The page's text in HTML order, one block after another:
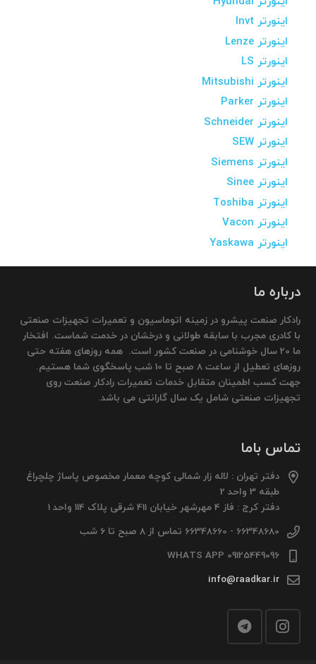
اینورتر Invt
اینورتر Lenze
اینورتر LS
اینورتر Mitsubishi
اینورتر Parker
اینورتر Schneider
اینورتر SEW
اینورتر Siemens
اینورتر Sinee
اینورتر Toshiba
اینورتر Vacon
اینورتر Yaskawa
درباره ما
رادکار صنعت پیشرو در زمینه اتوماسیون و تعمیرات تجهیزات صنعتی
با کادری مجرب با سابقه طولانی و درخشان در خدمت شماست. افتخار
ما 20 سال خوشنامی در صنعت کشور است. همه روزهای هفته حتی
روزهای تعطیل از ساعت 8 صبح تا 10 شب پاسخگوی شما هستیم.
جهت کسب اطمینان متقابل خدمات تعمیرات رادکار صنعت روی
تجهیزات صنعتی شامل یک سال گارانتی می باشد.
تماس باما
دفتر تهران : لاله زار شمالی کوچه معمار مخصوص پاساژ چلچراغ
طبقه 3 واحد 2
دفتر کرج : فاز 4 مهرشهر خیابان 411 شرقی پلاک 114 واحد 1
66348680 - 66348660 تماس از 8 صبح تا 6 شب
09125449096 WHATS APP
info@raadkar.ir